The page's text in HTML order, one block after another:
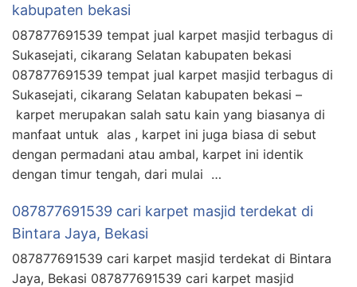
kabupaten bekasi
087877691539 tempat jual karpet masjid terbagus di
Sukasejati, cikarang Selatan kabupaten bekasi
087877691539 tempat jual karpet masjid terbagus di
Sukasejati, cikarang Selatan kabupaten bekasi –
karpet merupakan salah satu kain yang biasanya di
manfaat untuk alas , karpet ini juga biasa di sebut
dengan permadani atau ambal, karpet ini identik
dengan timur tengah, dari mulai …
087877691539 cari karpet masjid terdekat di
Bintara Jaya, Bekasi
087877691539 cari karpet masjid terdekat di Bintara
Jaya, Bekasi 087877691539 cari karpet masjid